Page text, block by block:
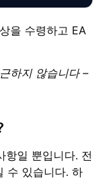
을 수령하고 EA
하지 않습니다 –
항일 뿐입니다. 전
수 있습니다. 하